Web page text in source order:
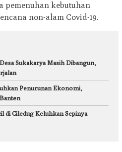
pemenuhan kebutuhan
non-alam Covid-19.
Sukakarya Masih Dibangun,
Penurunan Ekonomi,
di Ciledug Keluhkan Sepinya